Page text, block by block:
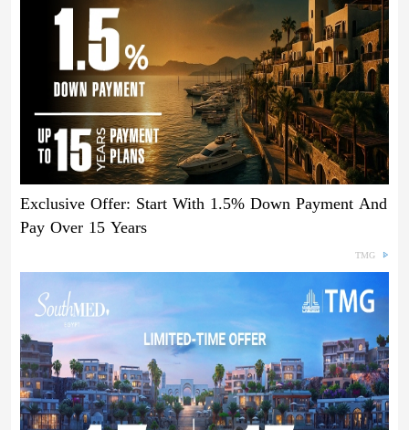
Exclusive Offer: Start With 1.5% Down Payment And
Pay Over 15 Years
TMG